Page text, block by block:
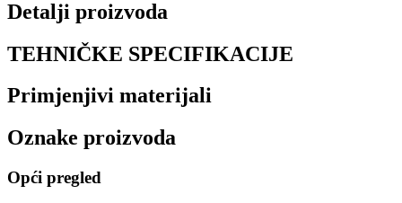
Detalji proizvoda
TEHNIČKE SPECIFIKACIJE
Primjenjivi materijali
Oznake proizvoda
Opći pregled